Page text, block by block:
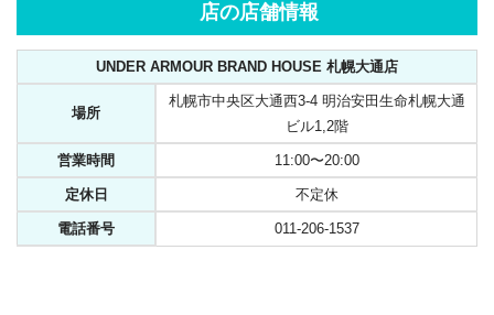
店の店舗情報
UNDER ARMOUR BRAND HOUSE 札幌大通店
場所
札幌市中央区大通西3-4 明治安田生命札幌大通
ビル1,2階
営業時間 11:00〜20:00
定休日 不定休
電話番号 011-206-1537